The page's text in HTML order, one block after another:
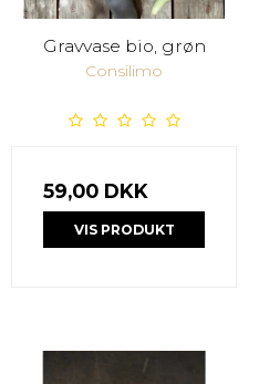
Gravvase bio, grøn
Consilimo
59,00 DKK
VIS PRODUKT